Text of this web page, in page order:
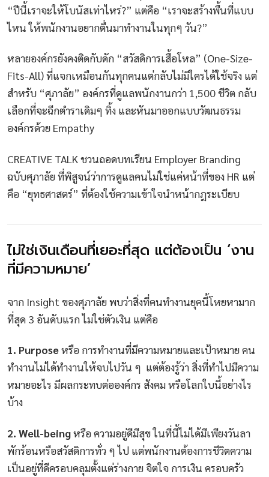
“ปีนี้เราจะให้โบนัสเท่าไหร่?” แต่คือ “เราจะสร้างพื้นที่แบบ
ไหน ให้พนักงานอยากตื่นมาทำงานในทุกๆ วัน?”
หลายองค์กรยังคงติดกับดัก “สวัสดิการเสื้อโหล” (One-Size-
Fits-All) ที่แจกเหมือนกันทุกคนแต่กลับไม่มีใครได้ใช้จริง แต่
สำหรับ “ศุภาลัย” องค์กรที่ดูแลพนักงานกว่า 1,500 ชีวิต กลับ
เลือกที่จะฉีกตำราเดิมๆ ทิ้ง และหันมาออกแบบวัฒนธรรม
องค์กรด้วย Empathy
CREATIVE TALK ชวนถอดบทเรียน Employer Branding
ฉบับศุภาลัย ที่พิสูจน์ว่าการดูแลคนไม่ใช่แค่หน้าที่ของ HR แต่
คือ “ยุทธศาสตร์” ที่ต้องใช้ความเข้าใจนำหน้ากฎระเบียบ
ไม่ใช่เงินเดือนที่เยอะที่สุด แต่ต้องเป็น ‘งาน
ที่มีความหมาย’
จาก Insight ของศุภาลัย พบว่าสิ่งที่คนทำงานยุคนี้โหยหามาก
ที่สุด 3 อันดับแรก ไม่ใช่ตัวเงิน แต่คือ
1. Purposeหรือ การทำงานที่มีความหมายและเป้าหมาย คน
ทำงานไม่ได้ทำงานให้จบไปวัน ๆ แต่ต้องรู้ว่า สิ่งที่ทำไปมีความ
หมายอะไร มีผลกระทบต่อองค์กร สังคม หรือโลกใบนี้อย่างไร
บ้าง
2. Well-beingหรือ ความอยู่ดีมีสุข ในที่นี้ไม่ได้มีเพียงวันลา
พักร้อนหรือสวัสดิการทั่ว ๆ ไป แต่พนักงานต้องการชีวิตความ
เป็นอยู่ที่ดีครอบคลุมตั้งแต่ร่างกาย จิตใจ การเงิน ครอบครัว